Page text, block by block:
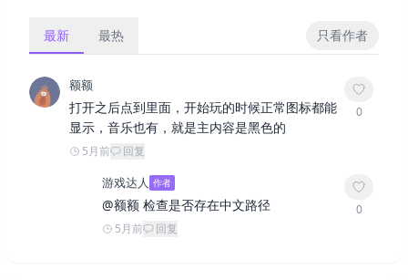
最新 最热 只看作者
额额
打开之后点到里面，开始玩的时候正常图标都能
显示，音乐也有，就是主内容是黑色的
5月前 回复
0
游戏达人 作者
@额额 检查是否存在中文路径
5月前 回复
0